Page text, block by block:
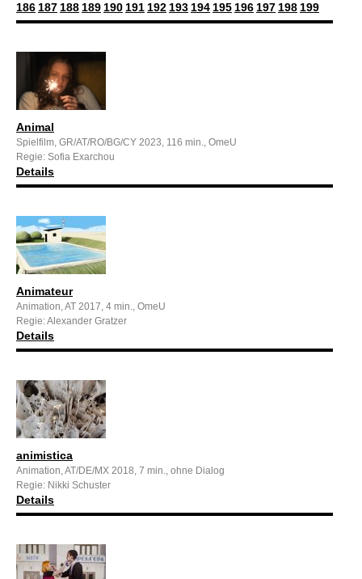
186 187 188 189 190 191 192 193 194 195 196 197 198 199
Animal
Spielfilm, GR/AT/RO/BG/CY 2023, 116 min., OmeU
Regie: Sofia Exarchou
Details
Animateur
Animation, AT 2017, 4 min., OmeU
Regie: Alexander Gratzer
Details
animistica
Animation, AT/DE/MX 2018, 7 min., ohne Dialog
Regie: Nikki Schuster
Details